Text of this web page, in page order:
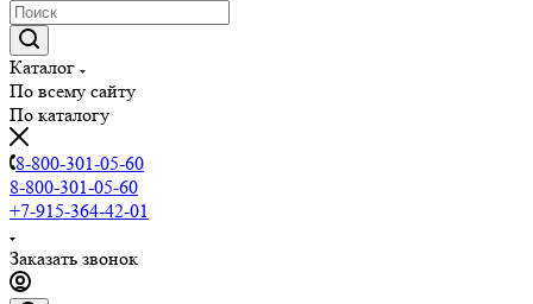
Каталог
По всему сайту
По каталогу
8-800-301-05-60
8-800-301-05-60
+7-915-364-42-01
Заказать звонок